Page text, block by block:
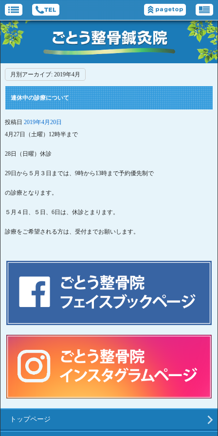
月別アーカイブ: 2019年4月
連休中の診療について
投稿日 2019年4月20日
4月27日（土曜）12時半まで
28日（日曜）休診
29日から５月３日までは、9時から13時まで予約優先制で
の診療となります。
５月４日、５日、6日は、休診とまります。
診療をご希望される方は、受付までお願いします。
トップページ